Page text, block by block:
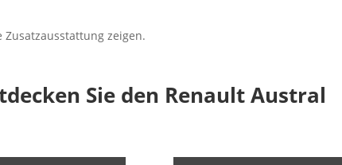
zeigen.
Sie den Renault Austral